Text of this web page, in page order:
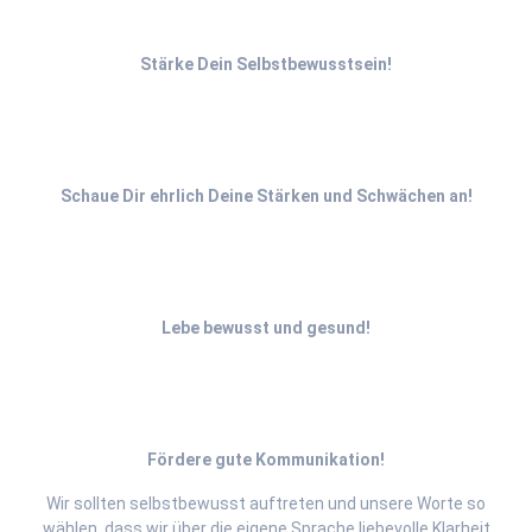
Stärke Dein Selbstbewusstsein!
Schaue Dir ehrlich Deine Stärken und Schwächen an!
Lebe bewusst und gesund!
Fördere gute Kommunikation!
Wir sollten selbstbewusst auftreten und unsere Worte so
wählen, dass wir über die eigene Sprache liebevolle Klarheit